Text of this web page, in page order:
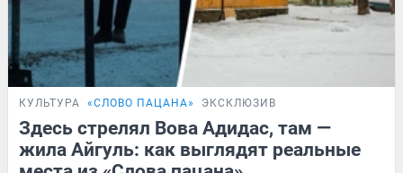
КУЛЬТУРА «СЛОВО ПАЦАНА» ЭКСКЛЮЗИВ
Здесь стрелял Вова Адидас, там —
жила Айгуль: как выглядят реальные